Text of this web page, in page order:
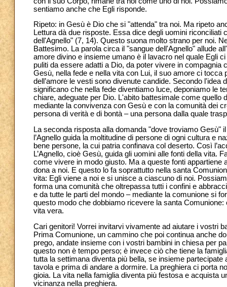
sentiamo anche che Egli risponde.
Ripeto: in Gesù è Dio che si "attenda" tra noi. Ma ripeto
Lettura dà due risposte. Essa dice degli uomini
dell'Agnello" (7, 14). Questo suona molto strano per noi.
Battesimo. La parola circa il "sangue dell'Agnello" allude
amore divino e insieme umano è il lavacro nel quale Egli
puliti da essere adatti a Dio, da poter vivere in
Gesù, nella fede e nella vita con Lui, il suo amore ci
dell’amore le vesti sono divenute candide. Secondo
significano che nella fede diventiamo luce, deponiamo le
chiare, adeguate per Dio. L'abito battesimale come
mediante la convivenza con Gesù e con la comunità dei
persona di verità e di bontà – una persona dalla quale
La seconda risposta alla domanda "dove troviamo Gesù"
l’Agnello guida la moltitudine di persone di ogni cultura e
bene persone, la cui patria confinava col deserto. Così
L’Agnello, cioè Gesù, guida gli uomini alle fonti della vita.
come vivere in modo giusto. Ma a queste fonti
dona a noi. E questo lo fa soprattutto nella santa
vita: Egli viene a noi e si unisce a ciascuno di noi.
forma una comunità che oltrepassa tutti i confini e
e da tutte le parti del mondo – mediante la comunione si
questo modo che dobbiamo ricevere la santa
vita vera.
Cari genitori! Vorrei invitarvi vivamente ad aiutare i vostri
Prima Comunione, un cammino che poi continua anche
prego, andate insieme con i vostri bambini in chiesa per
questo non è tempo perso; è invece ciò che tiene la
tutta la settimana diventa più bella, se insieme
tavola e prima di andare a dormire. La preghiera ci porta
gioia. La vita nella famiglia diventa più festosa e acquista
vicinanza nella preghiera.